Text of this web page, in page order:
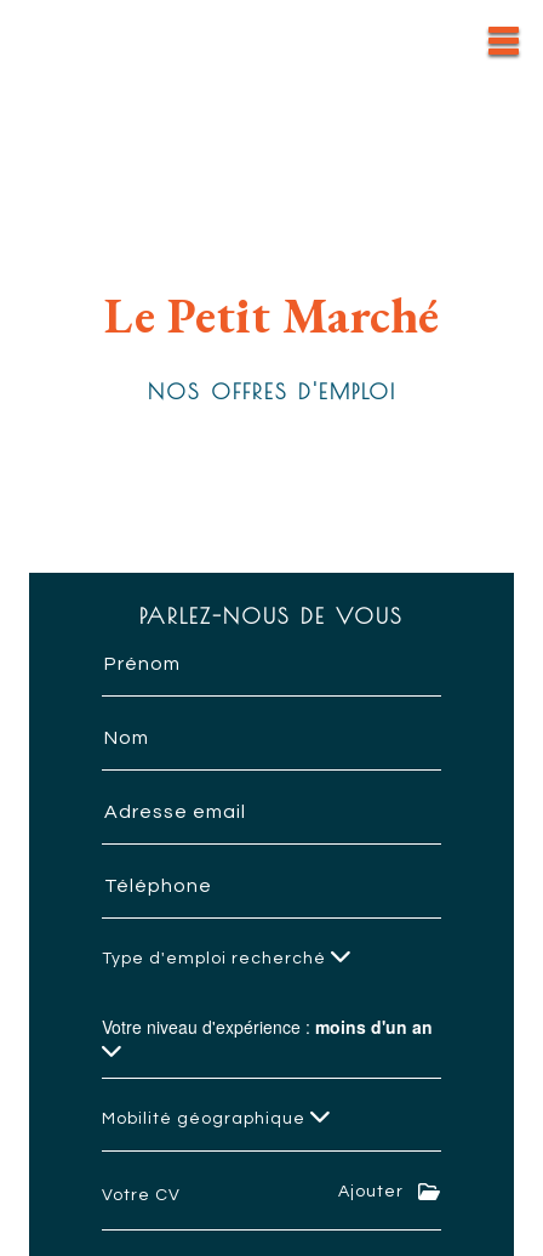
Le Petit Marché
NOS OFFRES D'EMPLOI
PARLEZ-NOUS DE VOUS
Type d'emploi recherché
Votre niveau d'expérience : moins d'un an
Mobilité géographique
Votre CV Ajouter